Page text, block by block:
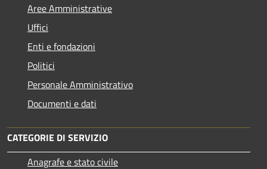
Aree Amministrative
Uffici
Enti e fondazioni
Politici
Personale Amministrativo
Documenti e dati
CATEGORIE DI SERVIZIO
Anagrafe e stato civile